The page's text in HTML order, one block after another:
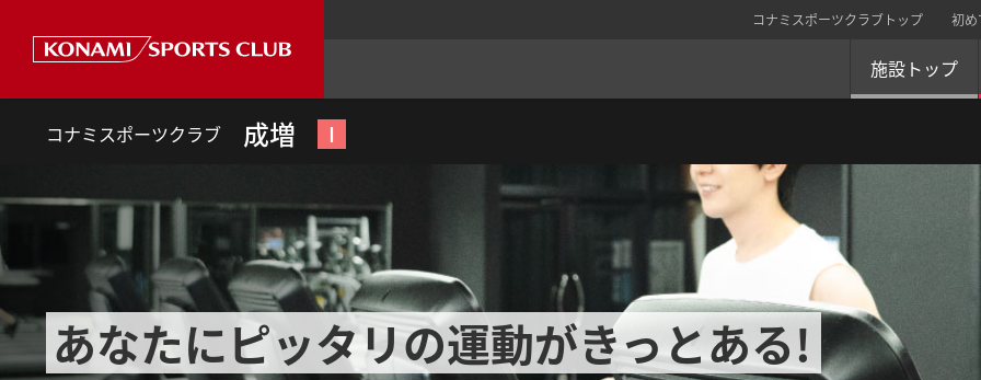
施設トップ
コナミスポーツクラブトップ 初め
コナミスポーツクラブ 成増 Ⅰ
あなたにピッタリの運動がきっとある!